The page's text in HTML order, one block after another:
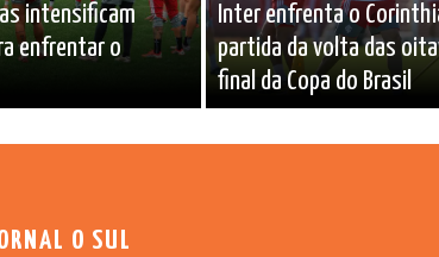
intensificam
enfrentar o
Inter enfrenta o
partida da volta das
final da Copa do Brasil
O SUL